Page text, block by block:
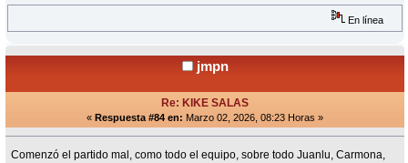
En línea
jmpn
Re: KIKE SALAS
« Respuesta #84 en: Marzo 02, 2026, 08:23 Horas »
Comenzó el partido mal, como todo el equipo, sobre todo Juanlu, Carmona,